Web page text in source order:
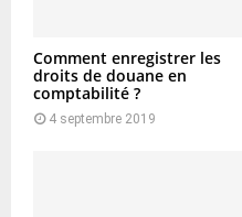
Comment enregistrer les
droits de douane en
comptabilité ?
4 septembre 2019